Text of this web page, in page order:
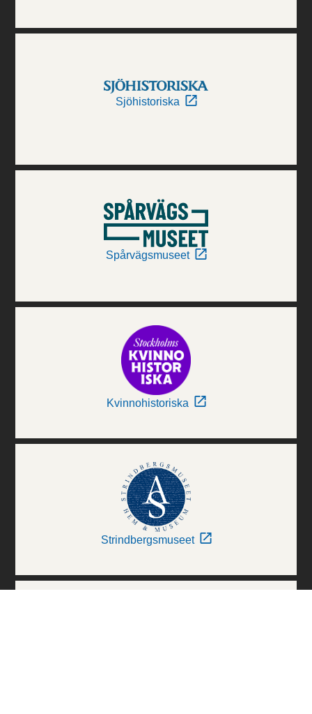
Sjöhistoriska
Spårvägsmuseet
Kvinnohistoriska
Strindbergsmuseet